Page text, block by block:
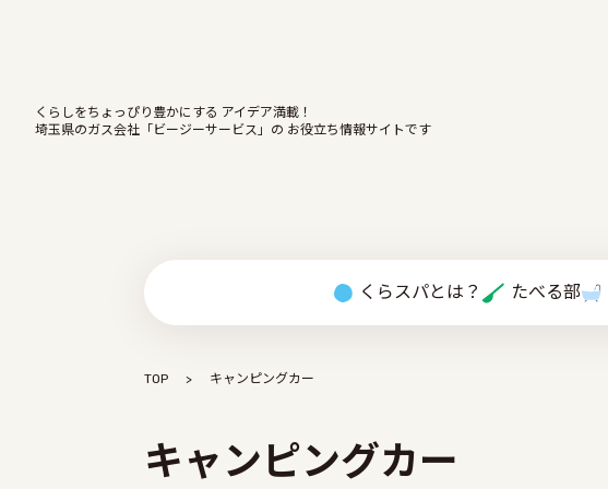
くらしをちょっぴり豊かにする アイデア満載！
埼玉県のガス会社「ビージーサービス」の お役立ち情報サイトです
くらスパとは？ たべる部
TOP キャンピングカー
キャンピングカー